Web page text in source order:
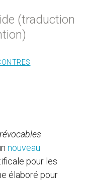
(traduction
nouveau
pour les
élaboré pour